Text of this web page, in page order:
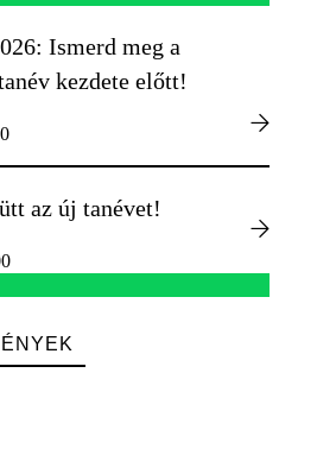
Ismerd meg a
kezdete előtt!
az új tanévet!